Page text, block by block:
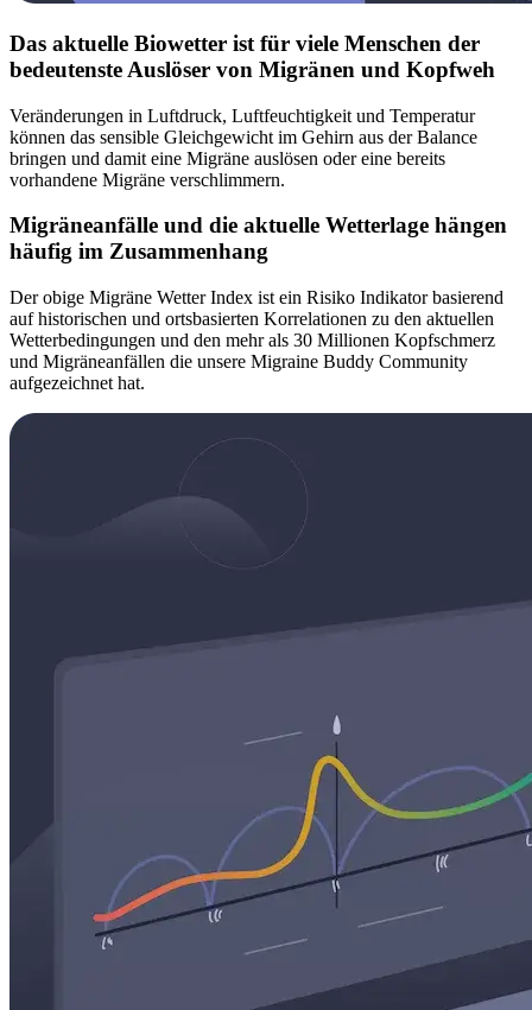
Das aktuelle Biowetter ist für viele Menschen der
bedeutenste Auslöser von Migränen und Kopfweh
Veränderungen in Luftdruck, Luftfeuchtigkeit und Temperatur
können das sensible Gleichgewicht im Gehirn aus der Balance
bringen und damit eine Migräne auslösen oder eine bereits
vorhandene Migräne verschlimmern.
Migräneanfälle und die aktuelle Wetterlage hängen
häufig im Zusammenhang
Der obige Migräne Wetter Index ist ein Risiko Indikator basierend
auf historischen und ortsbasierten Korrelationen zu den aktuellen
Wetterbedingungen und den mehr als 30 Millionen Kopfschmerz
und Migräneanfällen die unsere Migraine Buddy Community
aufgezeichnet hat.